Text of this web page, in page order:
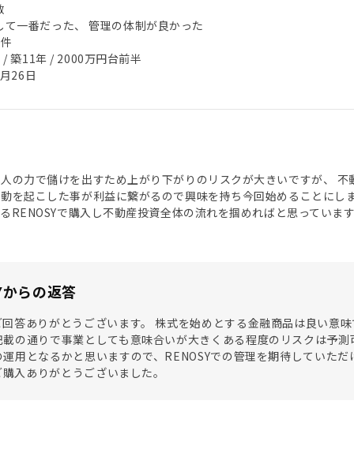
て一番だった、 管理の体制が良かった
/ 築11年 / 2000万円台前半
26日
の力で儲けを出すため上がり下がりのリスクが大きいですが、
を起こした事が利益に繋がるので興味を持ち今回始めることにし
RENOSYで購入し不動産投資全体の流れを掴めればと思っています
らの返答
答ありがとうございます。 株式を始めとする金融商品は良い意
の通りで事業としても意味合いが大きくある程度のリスクは予
用となるかと思いますので、RENOSYでの管理を期待していた
入ありがとうございました。